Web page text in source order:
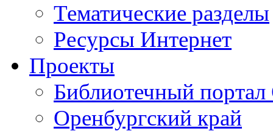
Тематические разделы
Ресурсы Интернет
Проекты
Библиотечный портал
Оренбургский край